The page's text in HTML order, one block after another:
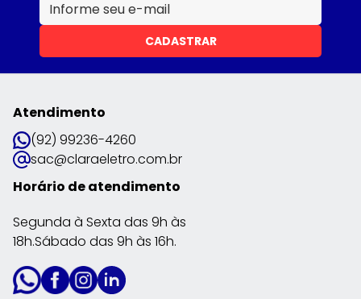
CADASTRAR
Atendimento
(92) 99236-4260
sac@claraeletro.com.br
Horário de atendimento
Segunda à Sexta das 9h às
18h.Sábado das 9h às 16h.